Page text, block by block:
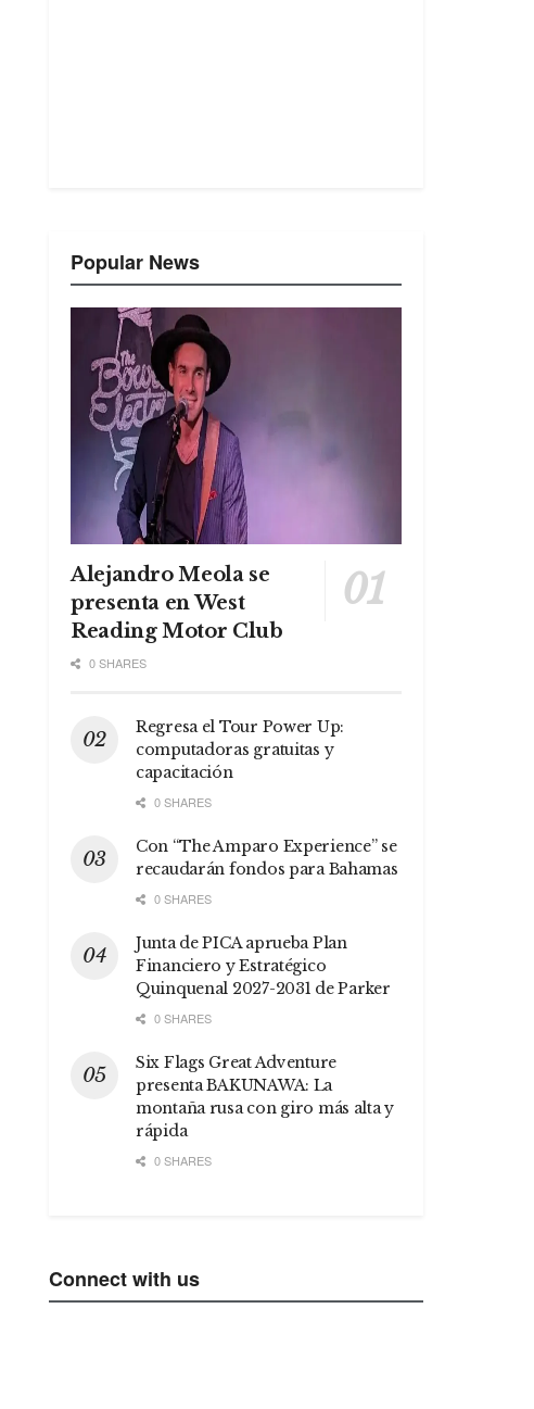
Popular News
Alejandro Meola se
presenta en West
Reading Motor Club
0 SHARES
Regresa el Tour Power Up:
computadoras gratuitas y
capacitación
0 SHARES
Con “The Amparo Experience” se
recaudarán fondos para Bahamas
0 SHARES
Junta de PICA aprueba Plan
Financiero y Estratégico
Quinquenal 2027-2031 de Parker
0 SHARES
Six Flags Great Adventure
presenta BAKUNAWA: La
montaña rusa con giro más alta y
rápida
0 SHARES
Connect with us